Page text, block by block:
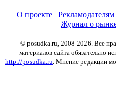
О проекте| Рекламодателям
Журнал о
© posudka.ru, 2008-2026. Все
материалов сайта обязательно
http://posudka.ru. Мнение редакции